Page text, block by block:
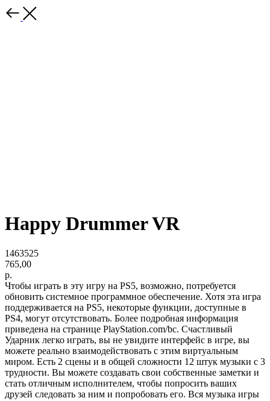
Happy Drummer VR
1463525
765,00
р.
Чтобы играть в эту игру на PS5, возможно, потребуется
обновить системное программное обеспечение. Хотя эта игра
поддерживается на PS5, некоторые функции, доступные в
PS4, могут отсутствовать. Более подробная информация
приведена на странице PlayStation.com/bc. Счастливый
Ударник легко играть, вы не увидите интерфейс в игре, вы
можете реально взаимодействовать с этим виртуальным
миром. Есть 2 сцены и в общей сложности 12 штук музыки с 3
трудности. Вы можете создавать свои собственные заметки и
стать отличным исполнителем, чтобы попросить ваших
друзей следовать за ним и попробовать его. Вся музыка игры